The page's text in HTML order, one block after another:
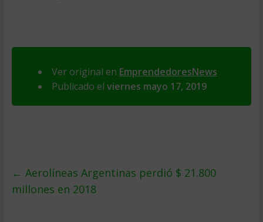
Ver original en EmprendedoresNews
Publicado el viernes mayo 17, 2019
← Aerolíneas Argentinas perdió $ 21.800
millones en 2018